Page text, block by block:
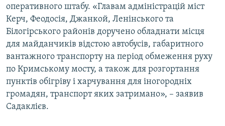
СВІДЧЕННЯ ОКУПАЦІЇ
УКРАЇНСЬКА ПРОБЛЕМА КРИМУ
ІНФОГРАФІКА
Qırımtatar
ДОЛУЧАЙСЯ!
Усі сайти RFE/RL
оперативного штабу. «Главам адміністрацій міст
Керч, Феодосія, Джанкой, Ленінського та
Білогірського районів доручено обладнати місця
для майданчиків відстою автобусів, габаритного
вантажного транспорту на період обмеження руху
по Кримському мосту, а також для розгортання
пунктів обігріву і харчування для іногородніх
громадян, транспорт яких затримано», – заявив
Садаклієв.